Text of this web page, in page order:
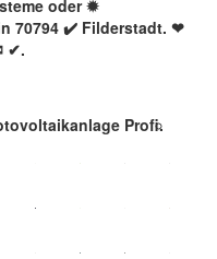
oder ✹
70794 ✔️ Filderstadt. ❤
✔.
Profi.